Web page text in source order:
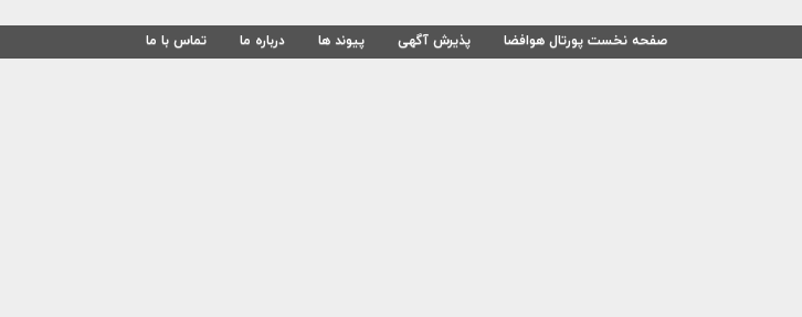
صفحه نخست پورتال هوافضا پذیرش آگهی پیوند ها درباره ما تماس با ما